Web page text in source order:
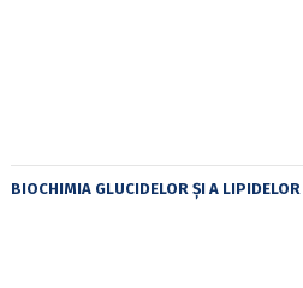
BIOCHIMIA GLUCIDELOR ȘI A LIPIDELOR